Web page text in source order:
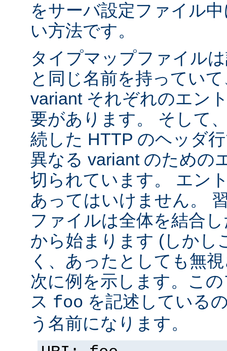
をサーバ設定ファイル
い方法です。
タイプマップファイル
と同じ名前を持ってい
variant それぞれのエン
要があります。 そして
続した HTTP のヘッダ
異なる variant のための
切られています。 エン
あってはいけません。
ファイルは全体を結合
から始まります (しかし
く、あったとしても無
次に例を示します。こ
ス foo を記述している
う名前になります。